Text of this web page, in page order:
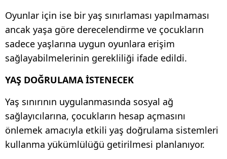
Oyunlar için ise bir yaş sınırlaması yapılmaması
ancak yaşa göre derecelendirme ve çocukların
sadece yaşlarına uygun oyunlara erişim
sağlayabilmelerinin gerekliliği ifade edildi.
YAŞ DOĞRULAMA İSTENECEK
Yaş sınırının uygulanmasında sosyal ağ
sağlayıcılarına, çocukların hesap açmasını
önlemek amacıyla etkili yaş doğrulama sistemleri
kullanma yükümlülüğü getirilmesi planlanıyor.